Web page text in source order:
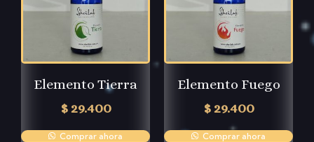
Elemento Tierra
$29.400
Comprar ahora
Elemento Fuego
$29.400
Comprar ahora